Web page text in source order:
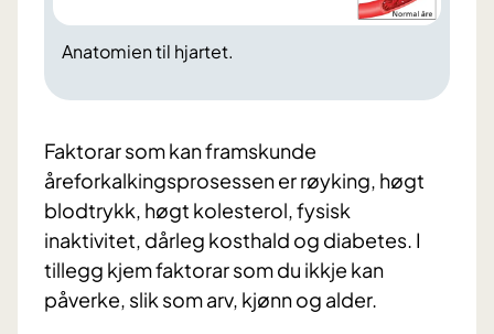
Anatomien til hjartet.
Faktorar som kan framskunde
åreforkalkingsprosessen er røyking, høgt
blodtrykk, høgt kolesterol, fysisk
inaktivitet, dårleg kosthald og diabetes. I
tillegg kjem faktorar som du ikkje kan
påverke, slik som arv, kjønn og alder.